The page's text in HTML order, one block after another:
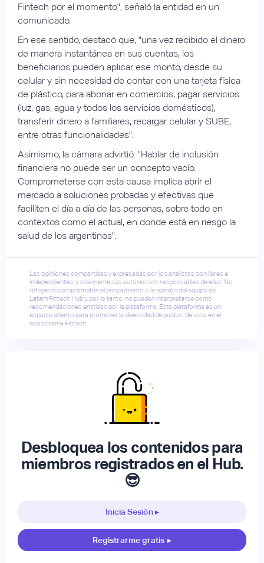
Fintech por el momento", señaló la entidad en un
comunicado.
En ese sentido, destacó que, "una vez recibido el dinero
de manera instantánea en sus cuentas, los
beneficiarios pueden aplicar ese monto, desde su
celular y sin necesidad de contar con una tarjeta física
de plástico, para abonar en comercios, pagar servicios
(luz, gas, agua y todos los servicios domésticos),
transferir dinero a familiares, recargar celular y SUBE,
entre otras funcionalidades".
Asimismo, la cámara advirtió: "Hablar de inclusión
financiera no puede ser un concepto vacío.
Comprometerse con esta causa implica abrir el
mercado a soluciones probadas y efectivas que
faciliten el día a día de las personas, sobre todo en
contextos como el actual, en donde está en riesgo la
salud de los argentinos".
Las opiniones compartidas y expresadas por los analistas son libres e
independientes, y solamente sus autores son responsables de ellas. No
reflejan ni comprometen el pensamiento o la opinión del equipo de
Latam Fintech Hub y, por lo tanto, no pueden interpretarse como
recomendaciones emitidas por la plataforma. Esta plataforma es un
espacio abierto para promover la diversidad de puntos de vista en el
ecosistema Fintech.
Desbloquea los contenidos para
miembros registrados en el Hub.
😎
Inicia Sesión ▸
Registrarme gratis ▸